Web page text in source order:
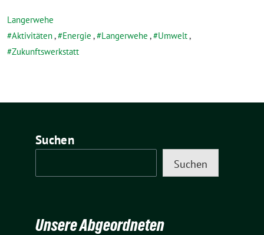
Langerwehe
Aktivitäten, Energie , Langerwehe , Umwelt,
Zukunftswerkstatt
Suchen
Suchen
Unsere Abgeordneten